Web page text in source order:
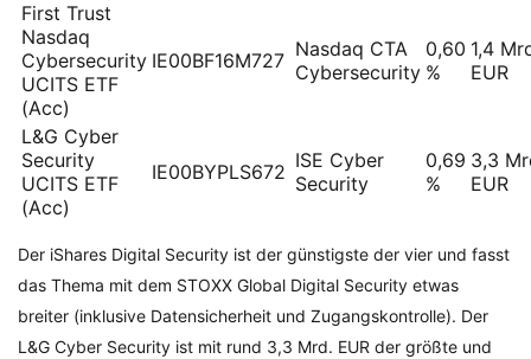
First Trust
Nasdaq
Cybersecurity
UCITS ETF
(Acc)
IE00BF16M727 Nasdaq CTA
Cybersecurity
0,60
%
1,4
EUR
L&G Cyber
Security
UCITS ETF
(Acc)
IE00BYPLS672 ISE Cyber
Security
0,69
%
3,3
EUR
Der iShares Digital Security ist der günstigste der vier und fasst
das Thema mit dem STOXX Global Digital Security etwas
breiter (inklusive Datensicherheit und Zugangskontrolle). Der
L&G Cyber Security ist mit rund 3,3 Mrd. EUR der größte und